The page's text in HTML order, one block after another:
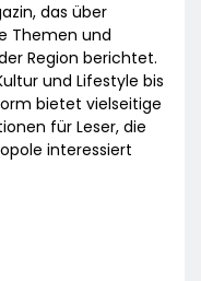
das über
Themen und
Region berichtet.
und Lifestyle bis
bietet vielseitige
für Leser, die
interessiert